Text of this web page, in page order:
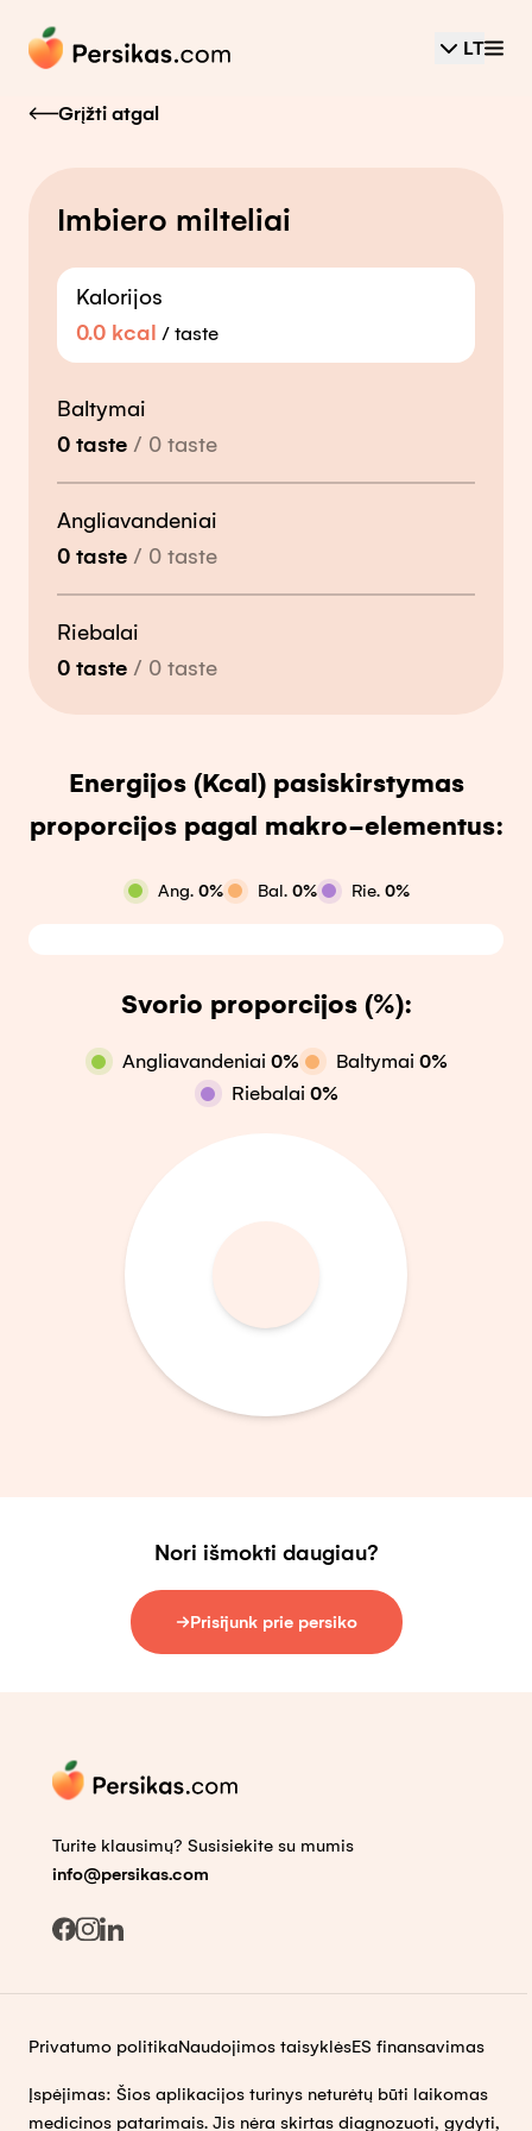
LT
Grįžti atgal
Imbiero milteliai
Kalorijos
0.0 kcal / taste
Baltymai
0 taste / 0 taste
Angliavandeniai
0 taste / 0 taste
Riebalai
0 taste / 0 taste
Energijos (Kcal) pasiskirstymas
proporcijos pagal makro-elementus:
Ang. 0% Bal. 0% Rie. 0%
Svorio proporcijos (%):
Angliavandeniai 0% Baltymai 0%
Riebalai 0%
Nori išmokti daugiau?
Prisijunk prie persiko
Turite klausimų? Susisiekite su mumis
info@persikas.com
Privatumo politikaNaudojimos taisyklėsES finansavimas
Įspėjimas: Šios aplikacijos turinys neturėtų būti laikomas
medicinos patarimais. Jis nėra skirtas diagnozuoti, gydyti,